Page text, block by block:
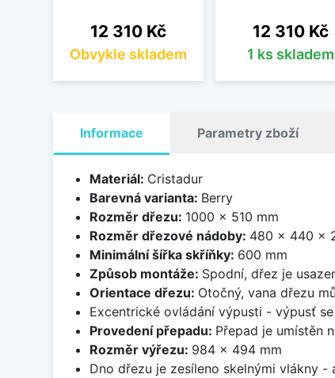
Cena
12 310 Kč
Obvykle skladem
Cena
12 310 Kč
1 ks skladem
Informace Parametry zboží
Materiál: Cristadur
Barevná varianta: Berry
Rozměr dřezu: 1000 x 510 mm
Rozměr dřezové nádoby: 480 x 440 x
Minimální šířka skříňky: 600 mm
Způsob montáže: Spodní, dřez je
Orientace dřezu: Otočný, vana dřezu
Excentrické ovládání výpusti - výpusť
Provedení přepadu: Přepad je umístěn
Rozměr výřezu: 984 x 494 mm
Dno dřezu je zesíleno skelnými vlákny